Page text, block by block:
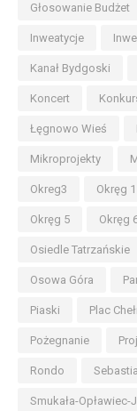
Głosowanie Budżet
Inweatycje
Kanał Bydgoski
Koncert
Łęgnowo Wieś
Mikroprojekty
Okreg3 Okręg 1
Okręg 5 Okręg
Osiedle Tatrzańskie
Osowa Góra
Piaski Plac
Pożegnanie
Rondo
Smukała-Opławiec-